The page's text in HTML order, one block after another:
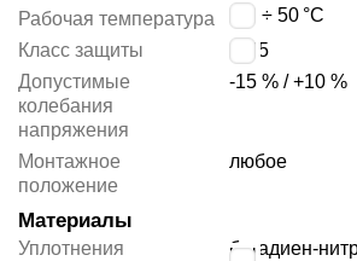
Рабочая температура
-10 ÷ 50 °C
Класс защиты
IP65
Допустимые
колебания
напряжения
-15 % / +10 %
Монтажное
положение
любое
Материалы
Уплотнения
бутадиен-